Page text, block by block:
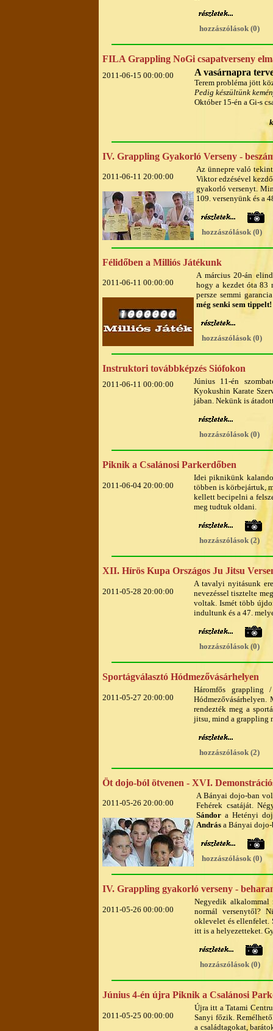
hozzászólások (0)
FILA Grappling NoGi csapatverseny
2011-06-15 00:00:00 A vasárnapra
Terem probléma jött
Pedig készültünk
Október 15-én a Gi-s
IV. Grappling Gyakorló Verseny -
2011-06-11 20:00:00
Az ünnepre való
Viktor edzésével
gyakorló versenyt.
109. versenyünk és a
hozzászólások (0)
Félidőben a Milliós Játékunk
2011-06-11 00:00:00
A március 20-án
hogy a kezdet óta 83
persze semmi
még senki sem
hozzászólások (0)
Instruktori továbbképzés Siófokon
2011-06-11 00:00:00
Június 11-én
Kyokushin Karate
jában. Nekünk is
hozzászólások (0)
Piknik a Csalánosi Parkerdőben
2011-06-04 20:00:00
Idei piknikünk
többen is körbejártuk,
kellett becipelni a
meg tudtuk oldani.
hozzászólások (2)
XII. Hírös Kupa Országos Ju Jitsu
2011-05-28 20:00:00
A tavalyi nyitásunk
nevezéssel tisztelte
voltak. Ismét több
indultunk és a 47.
hozzászólások (0)
Sportágválasztó Hódmezővásárhelyen
2011-05-27 20:00:00
Háromfős grappling
Hódmezővásárhelyen.
rendezték meg a
jitsu, mind a grappling
hozzászólások (2)
Öt dojo-ból ötvenen - XVI.
2011-05-26 20:00:00
A Bányai dojo-ban
Fehérek csatáját.
Sándor a Hetényi
András a Bányai
hozzászólások (0)
IV. Grappling gyakorló verseny -
2011-05-26 00:00:00
Negyedik alkalommal
normál versenytől?
oklevelet és ellenfelet.
itt is a helyezetteket.
hozzászólások (0)
Június 4-én újra Piknik a Csalánosi
2011-05-25 00:00:00
Újra itt a Tatami
Sanyi főzik.
a családtagokat,